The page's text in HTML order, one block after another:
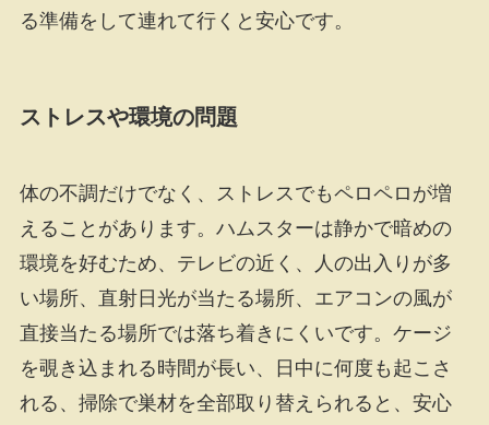
る準備をして連れて行くと安心です。
ストレスや環境の問題
体の不調だけでなく、ストレスでもペロペロが増
えることがあります。ハムスターは静かで暗めの
環境を好むため、テレビの近く、人の出入りが多
い場所、直射日光が当たる場所、エアコンの風が
直接当たる場所では落ち着きにくいです。ケージ
を覗き込まれる時間が長い、日中に何度も起こさ
れる、掃除で巣材を全部取り替えられると、安心